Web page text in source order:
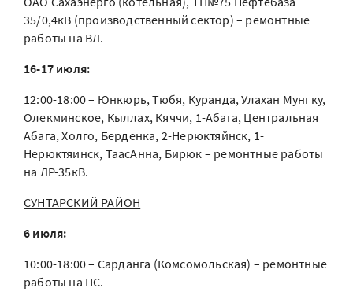
35/0,4кВ (производственный сектор) – ремонтные
работы на ВЛ.
16-17 июля:
12:00-18:00 – Юнкюрь, Тюбя, Куранда, Улахан Мунгку,
Олекминское, Кыллах, Кяччи, 1-Абага, Центральная
Абага, Холго, Берденка, 2-Нерюктяйнск, 1-
Нерюктяинск, ТаасАнна, Бирюк – ремонтные работы
на ЛР-35кВ.
СУНТАРСКИЙ РАЙОН
6 июля:
10:00-18:00 – Сарданга (Комсомольская) – ремонтные
работы на ПС.